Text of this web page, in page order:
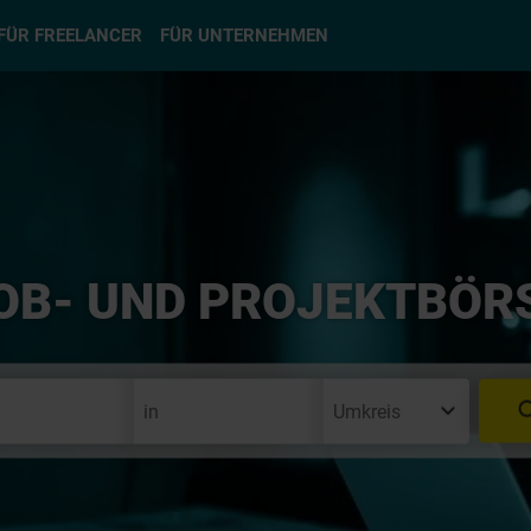
FREELANCER FÜR UNTERNEHMEN
UND